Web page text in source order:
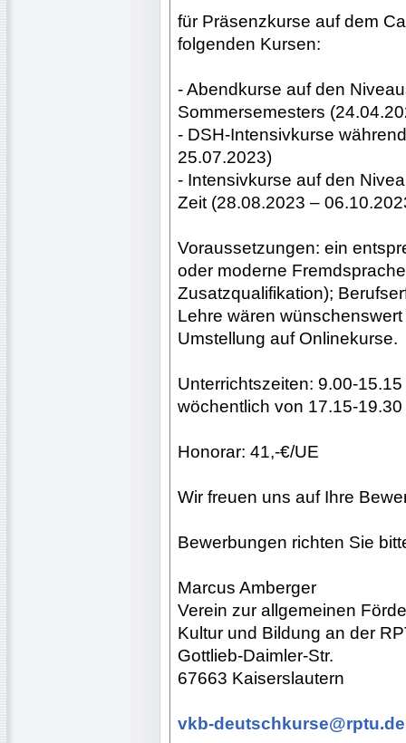
für Präsenzkurse auf dem
folgenden Kursen:
- Abendkurse auf den
Sommersemesters
- DSH-Intensivkurse
25.07.2023)
- Intensivkurse auf den
Zeit (28.08.2023 –
Voraussetzungen: ein
oder moderne
Zusatzqualifikation);
Lehre wären
Umstellung auf Onlinekurse.
Unterrichtszeiten: 9.00-
wöchentlich von 17.15-
Honorar: 41,-€/UE
Wir freuen uns auf Ihre
Bewerbungen richten Sie
Marcus Amberger
Verein zur allgemeinen
Kultur und Bildung an der
Gottlieb-Daimler-Str.
67663 Kaiserslautern
vkb-deutschkurse@rptu.de